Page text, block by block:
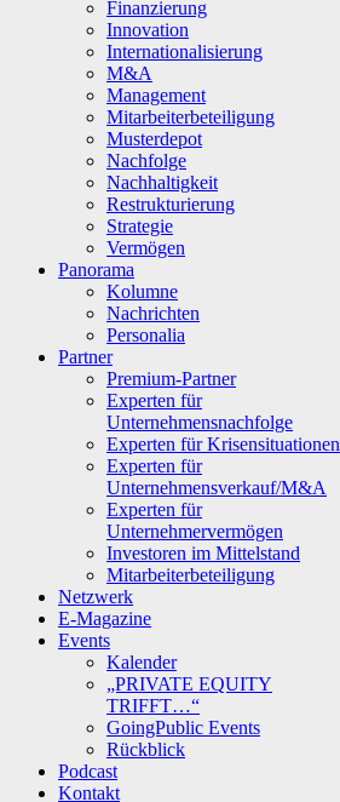
Finanzierung
Innovation
Internationalisierung
M&A
Management
Mitarbeiterbeteiligung
Musterdepot
Nachfolge
Nachhaltigkeit
Restrukturierung
Strategie
Vermögen
Panorama
Kolumne
Nachrichten
Personalia
Partner
Premium-Partner
Experten für
Unternehmensnachfolge
Experten für Krisensituationen
Experten für
Unternehmensverkauf/M&A
Experten für
Unternehmervermögen
Investoren im Mittelstand
Mitarbeiterbeteiligung
Netzwerk
E-Magazine
Events
Kalender
„PRIVATE EQUITY
TRIFFT…“
GoingPublic Events
Rückblick
Podcast
Kontakt